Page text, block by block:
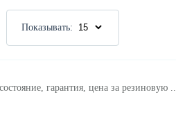
Показывать:
гарантия, цена за резиновую ..